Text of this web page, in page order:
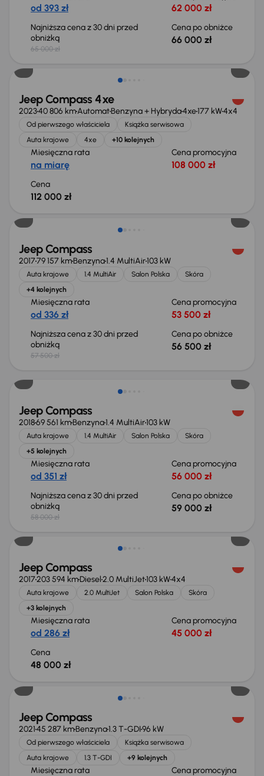
od 393 zł 62 000 zł
Najniższa cena z 30 dni przed
obniżką
65 000 zł
Cena po obniżce
66 000 zł
Możliwość odliczenia VAT
Jeep Compass 4xe
202340 806 kmAutomatBenzyna + Hybryda4xe177 kW4x4
Od pierwszego właściciela
Książka serwisowa
Auta krajowe
4xe +10 kolejnych
Miesięczna rata
na miarę
Cena promocyjna
108 000 zł
Cena
112 000 zł
Jeep Compass
201779 157 kmBenzyna1.4 MultiAir103 kW
Auta krajowe 1.4 MultiAir Salon Polska
Skóra
+4 kolejnych
Miesięczna rata
od 336 zł
Cena promocyjna
53 500 zł
Najniższa cena z 30 dni przed
obniżką
57 500 zł
Cena po obniżce
56 500 zł
Jeep Compass
201869 561 kmBenzyna1.4 MultiAir103 kW
Auta krajowe 1.4 MultiAir Salon Polska
Skóra
+5 kolejnych
Miesięczna rata
od 351 zł
Cena promocyjna
56 000 zł
Najniższa cena z 30 dni przed
obniżką
58 000 zł
Cena po obniżce
59 000 zł
Jeep Compass
2017203 594 kmDiesel2.0 MultiJet103 kW4x4
Auta krajowe 2.0 MultiJet Salon Polska
Skóra
+3 kolejnych
Miesięczna rata
od 286 zł
Cena promocyjna
45 000 zł
Cena
48 000 zł
Jeep Compass
202145 287 kmBenzyna1.3 T-GDI96 kW
Od pierwszego właściciela
Książka serwisowa
Auta krajowe
1.3 T-GDI +9 kolejnych
Miesięczna rata Cena promocyjna